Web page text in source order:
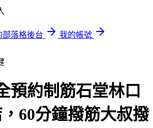
部落格後台
我的帳號
預約制筋石堂林口
60分鐘撥筋大叔撥